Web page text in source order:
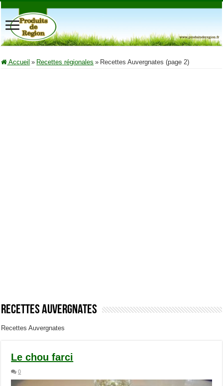
Accueil » Recettes régionales » Recettes Auvergnates (page 2)
Recettes Auvergnates
Recettes Auvergnates
Le chou farci
0